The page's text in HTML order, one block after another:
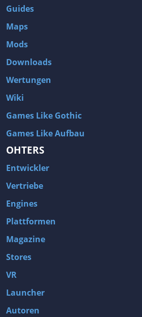
Guides
Maps
Mods
Downloads
Wertungen
Wiki
Games Like Gothic
Games Like Aufbau
OHTERS
Entwickler
Vertriebe
Engines
Plattformen
Magazine
Stores
VR
Launcher
Autoren